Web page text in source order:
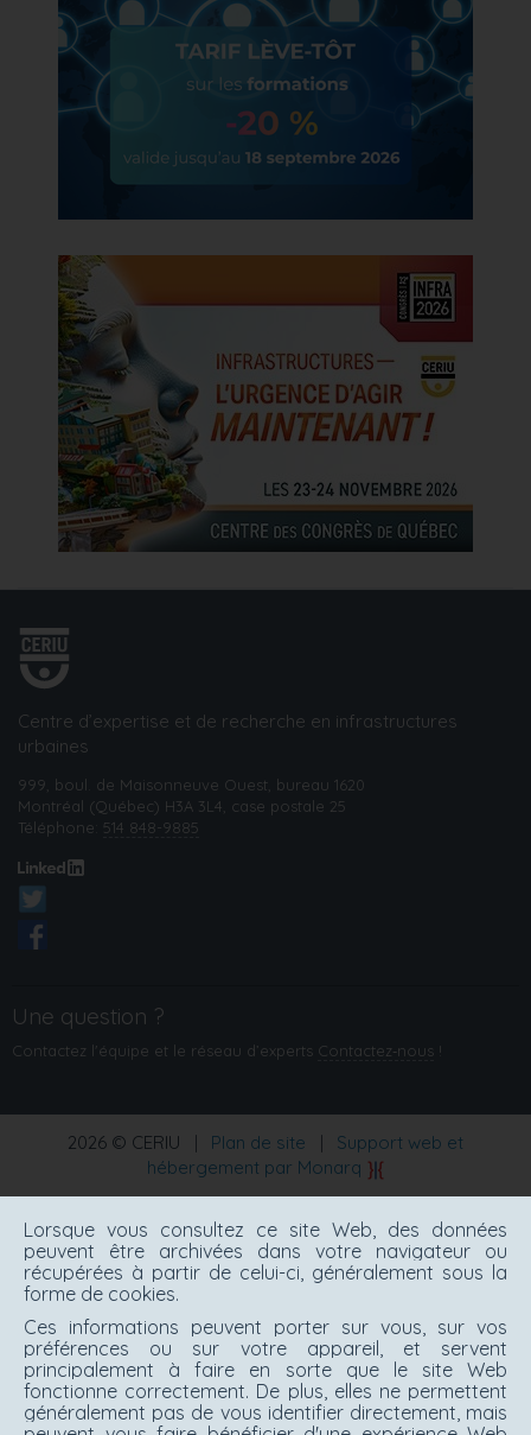
Centre d’expertise et de recherche en infrastructures
urbaines
999, boul. de Maisonneuve Ouest, bureau 1620
Montréal (Québec) H3A 3L4, case postale 25
Téléphone: 514 848-9885
Une question ?
Contactez l'équipe et le réseau d’experts Contactez‑nous !
2026 © CERIU Plan de site
Support web et
hébergement par Monarq
Lorsque vous consultez ce site Web, des données
peuvent être archivées dans votre navigateur ou
récupérées à partir de celui-ci, généralement sous la
forme de cookies.
Ces informations peuvent porter sur vous, sur vos
préférences ou sur votre appareil, et servent
principalement à faire en sorte que le site Web
fonctionne correctement. De plus, elles ne permettent
généralement pas de vous identifier directement, mais